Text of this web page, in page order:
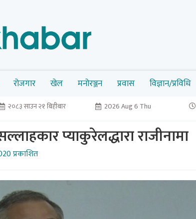
रोजगार खेल मनोरञ्जन प्रवास विज्ञान/प्रविधि
२०८३ साउन २१ बिहीबार 2026 Aug 6 Thu
प्याकुरेलद्धारा राजीनामा
प्रकाशित